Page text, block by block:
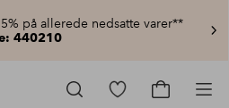
på allerede nedsatte varer**
440210
Gå
Gå